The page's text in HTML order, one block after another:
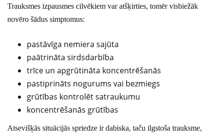
Trauksmes izpausmes cilvēkiem var atšķirties, tomēr visbiežāk
novēro šādus simptomus:
pastāvīga nemiera sajūta
paātrināta sirdsdarbība
trīce un apgrūtināta koncentrēšanās
pastiprināts nogurums vai bezmiegs
grūtības kontrolēt satraukumu
koncentrēšanās grūtības
Atsevišķās situācijās spriedze ir dabiska, taču ilgstoša trauksme,